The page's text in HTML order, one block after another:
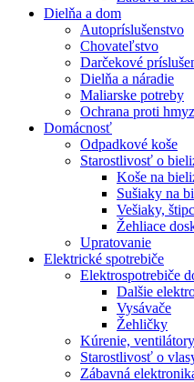
Dielňa a dom
Autopríslušenstvo
Chovateľstvo
Darčekové
Dielňa a náradie
Maliarske potreby
Ochrana proti
Domácnosť
Odpadkové koše
Starostlivosť o
Koše na
Sušiaky na
Vešiaky,
Žehliace
Upratovanie
Elektrické spotrebiče
Elektrospotrebiče
Dalšie
Vysávače
Žehličky
Kúrenie,
Starostlivosť o
Zábavná